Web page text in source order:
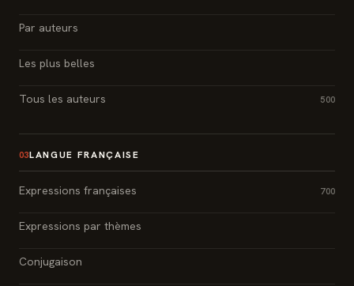
Par auteurs
Les plus belles
Tous les auteurs 500
03LANGUE FRANÇAISE
Expressions françaises 700
Expressions par thèmes
Conjugaison